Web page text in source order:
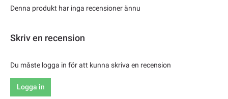
Denna produkt har inga recensioner ännu
Skriv en recension
Du måste logga in för att kunna skriva en recension
Logga in